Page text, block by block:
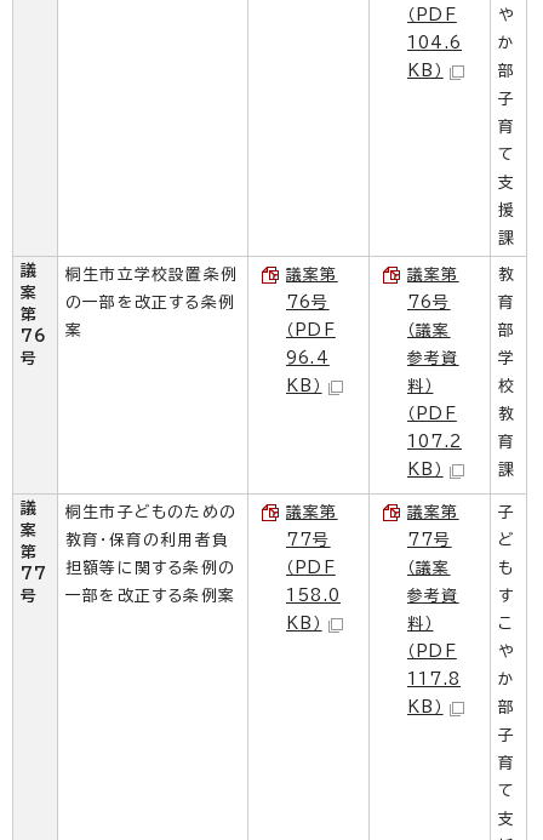
（PDF
104.6
KB）
や
か
部
子
育
て
支
援
課
議
案
第
76
号
桐生市立学校設置条例
の一部を改正する条例
案
議案第
76号
（PDF
96.4
KB）
議案第
76号
（議案
参考資
料）
（PDF
107.2
KB）
教
育
部
学
校
教
育
課
議
案
第
77
号
桐生市子どものための
教育・保育の利用者負
担額等に関する条例の
一部を改正する条例案
議案第
77号
（PDF
158.0
KB）
議案第
77号
（議案
参考資
料）
（PDF
117.8
KB）
子
ど
も
す
こ
や
か
部
子
育
て
支